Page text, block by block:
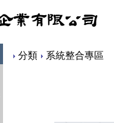
Content
分類 系統整合專區